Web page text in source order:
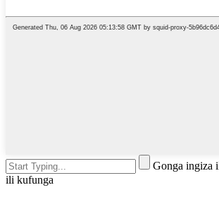
Gonga ingiza
ili kufunga